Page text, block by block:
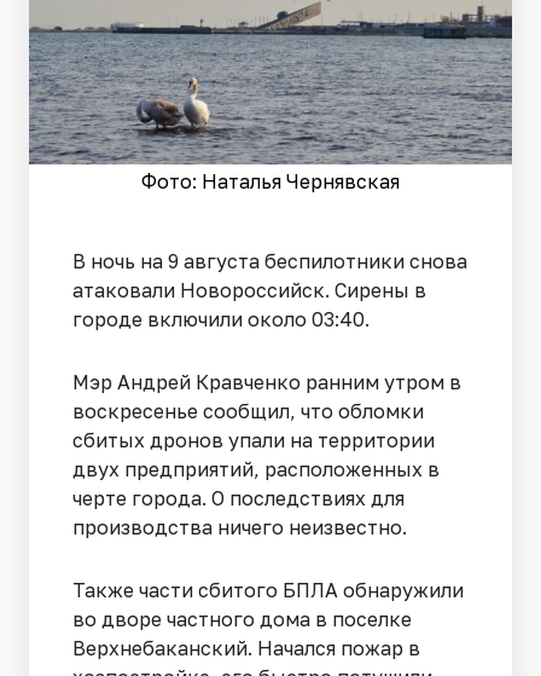
Фото: Наталья Чернявская
В ночь на 9 августа беспилотники снова
атаковали Новороссийск. Сирены в
городе включили около 03:40.
Мэр Андрей Кравченко ранним утром в
воскресенье сообщил, что обломки
сбитых дронов упали на территории
двух предприятий, расположенных в
черте города. О последствиях для
производства ничего неизвестно.
Также части сбитого БПЛА обнаружили
во дворе частного дома в поселке
Верхнебаканский. Начался пожар в